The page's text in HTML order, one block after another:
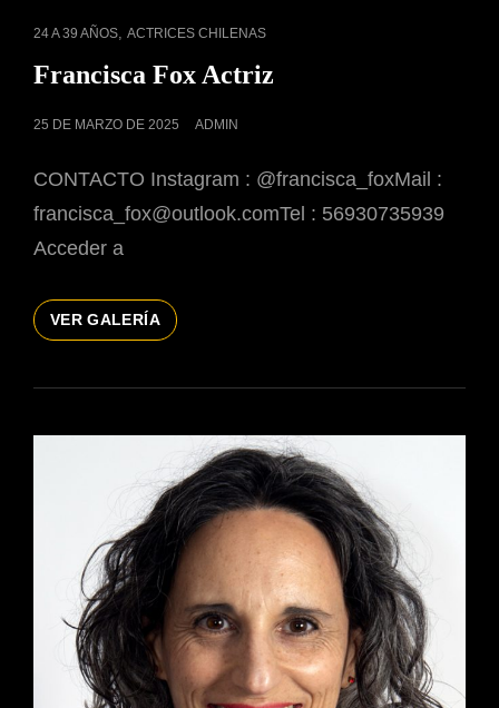
ENLACES
24 A 39 AÑOS, ACTRICES CHILENAS
Francisca Fox Actriz
PUBLICADO
25 DE MARZO DE 2025 ADMIN
CONTACTO Instagram : @francisca_foxMail :
francisca_fox@outlook.comTel : 56930735939
Acceder a
VER GALERÍAFRANCISCA
FOX